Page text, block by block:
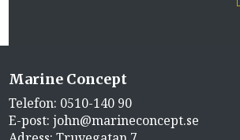
Marine Concept
Telefon: 0510-140 90
E-post:john@marineconcept.se